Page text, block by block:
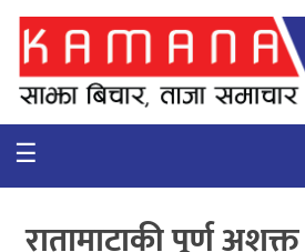
गृहपृष्ठ
समाचार
☰
रातामाटाकी पूर्ण